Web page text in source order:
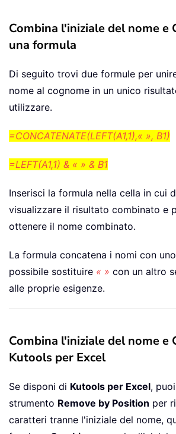
Combina l'iniziale del nome e
una formula
Di seguito trovi due formule per
nome al cognome in un unico
utilizzare.
=CONCATENATE(LEFT(A1,1),« », B1)
=LEFT(A1,1) & « » & B1
Inserisci la formula nella cella in cui
visualizzare il risultato combinato e
ottenere il nome combinato.
La formula concatena i nomi con
possibile sostituire « » con un altro
alle proprie esigenze.
Combina l'iniziale del nome e
Kutools per Excel
Se disponi di Kutools per Excel,
strumento Remove by Position per
caratteri tranne l'iniziale del nome,